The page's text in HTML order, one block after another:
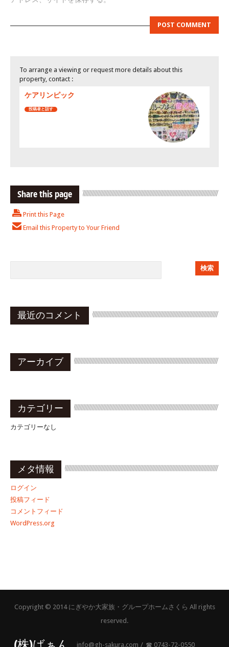
To arrange a viewing or request more details about this
property, contact :
ケアリンピック
投稿者と話す
Share this page
Print this Page
Email this Property to Your Friend
最近のコメント
アーカイブ
カテゴリー
カテゴリーなし
メタ情報
ログイン
投稿フィード
コメントフィード
WordPress.org
Copyright © 2014 にぎやか大家族・グループホームさくら All rights
reserved.
info@gh-sakura.com ☎︎ 0743-72-0550